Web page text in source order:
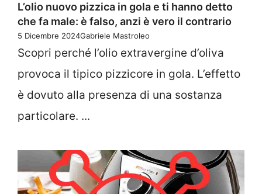
L’olio nuovo pizzica in gola e ti hanno detto
che fa male: è falso, anzi è vero il contrario
5 Dicembre 2024Gabriele Mastroleo
Scopri perché l’olio extravergine d’oliva
provoca il tipico pizzicore in gola. L’effetto
è dovuto alla presenza di una sostanza
particolare. ...